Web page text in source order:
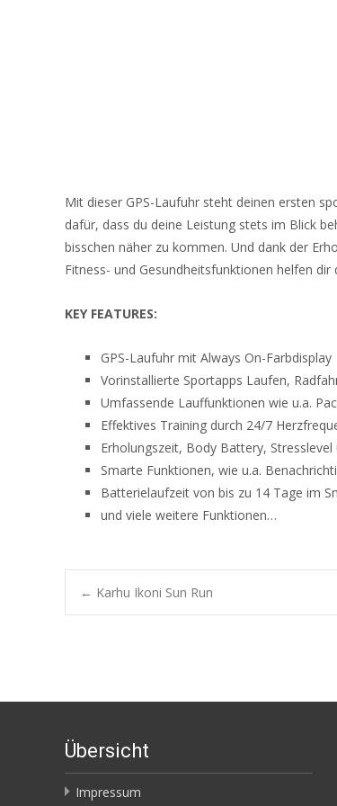
Mit dieser GPS-Laufuhr steht deinen ersten
dafür, dass du deine Leistung stets im Blick
bisschen näher zu kommen. Und dank der
Fitness- und Gesundheitsfunktionen helfen
KEY FEATURES:
GPS-Laufuhr mit Always On-Farbdisplay
Vorinstallierte Sportapps Laufen,
Umfassende Lauffunktionen wie u.a.
Effektives Training durch 24/7
Erholungszeit, Body Battery,
Smarte Funktionen, wie u.a.
Batterielaufzeit von bis zu 14 Tage im
und viele weitere Funktionen…
Post
← Karhu Ikoni Sun Run
Übersicht
Impressum